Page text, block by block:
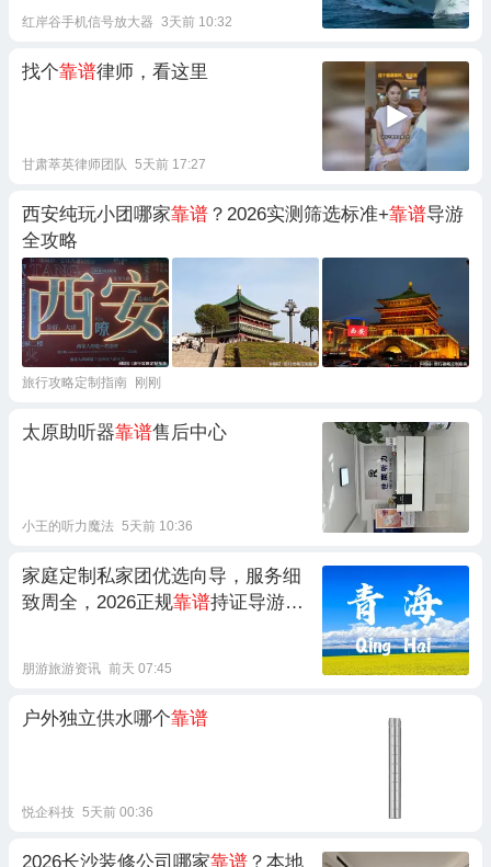
红岸谷手机信号放大器 3天前 10:32
找个靠谱律师，看这里
甘肃萃英律师团队 5天前 17:27
西安纯玩小团哪家靠谱 ？2026实测筛选标准+靠谱导游
全攻略
旅行攻略定制指南 刚刚
太原助听器靠谱售后中心
小王的听力魔法 5天前 10:36
家庭定制私家团优选向导，服务细
致周全，2026正规靠谱持证导游专
朋游旅游资讯 前天 07:45
户外独立供水哪个靠谱
悦企科技 5天前 00:36
2026长沙装修公司哪家靠谱 ？本地